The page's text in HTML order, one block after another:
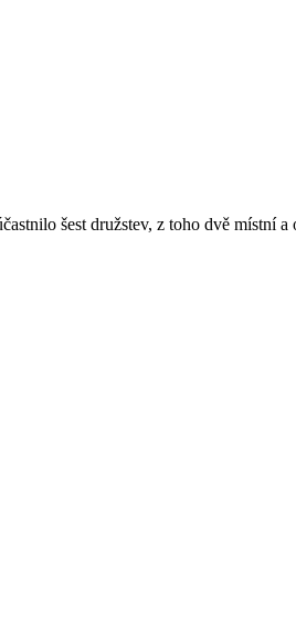
šest družstev, z toho dvě místní